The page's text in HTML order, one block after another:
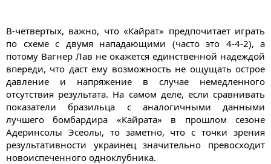
В-четвертых, важно, что «Кайрат» предпочитает играть
по схеме с двумя нападающими (часто это 4-4-2), а
потому Вагнер Лав не окажется единственной надеждой
впереди, что даст ему возможность не ощущать острое
давление и напряжение в случае немедленного
отсутствия результата. На самом деле, если сравнивать
показатели бразильца с аналогичными данными
лучшего бомбардира «Кайрата» в прошлом сезоне
Адеринсолы Эсеолы, то заметно, что с точки зрения
результативности украинец значительно превосходит
новоиспеченного одноклубника.